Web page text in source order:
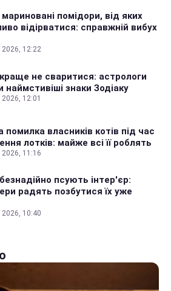
помідори, від яких
відірватися: справжній вибух
2026, 12:22
не сваритися: астрологи
наймстивіші знаки Зодіаку
2026, 12:01
помилка власників котів під час
лотків: майже всі її роблять
2026, 11:16
безнадійно псують інтер'єр:
радять позбутися їх уже
2026, 10:40